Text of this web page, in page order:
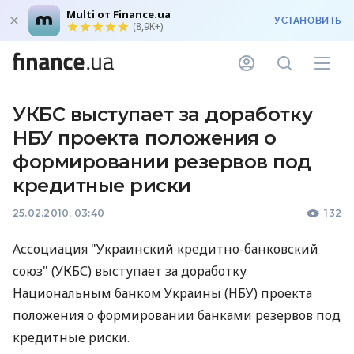
Multi от Finance.ua
(8,9K+) УСТАНОВИТЬ
УКБС выступает за доработку
НБУ проекта положения о
формировании резервов под
кредитные риски
25.02.2010, 03:40 132
Ассоциация "Украинский кредитно-банковский
союз" (УКБС) выступает за доработку
Национальным банком Украины (НБУ) проекта
положения о формировании банками резервов под
кредитные риски.